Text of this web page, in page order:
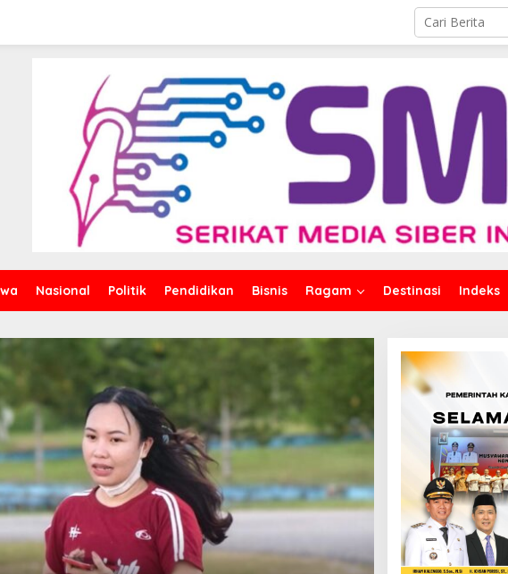
Nasional Politik Pendidikan Bisnis Ragam Destinasi Indeks